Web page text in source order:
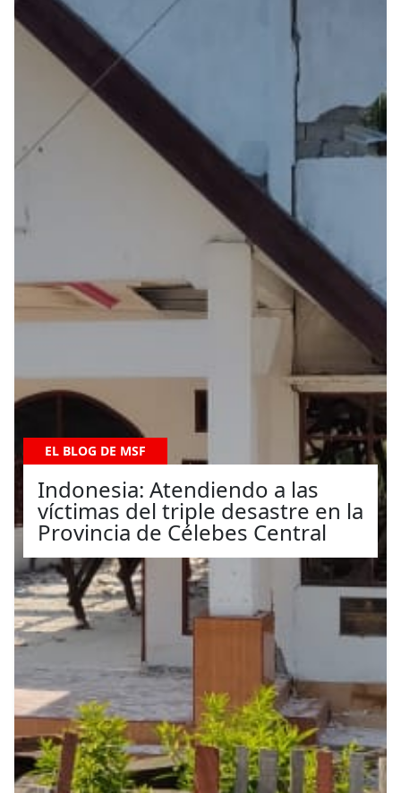
EL BLOG DE MSF
Indonesia: Atendiendo a las
víctimas del triple desastre en la
Provincia de Célebes Central